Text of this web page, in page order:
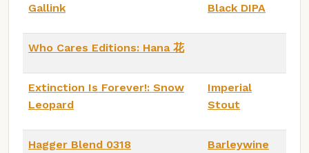
Gallink Black DIPA
Who Cares Editions: Hana 花
Extinction Is Forever!: Snow
Leopard
Imperial
Stout
Hagger Blend 0318 Barleywine